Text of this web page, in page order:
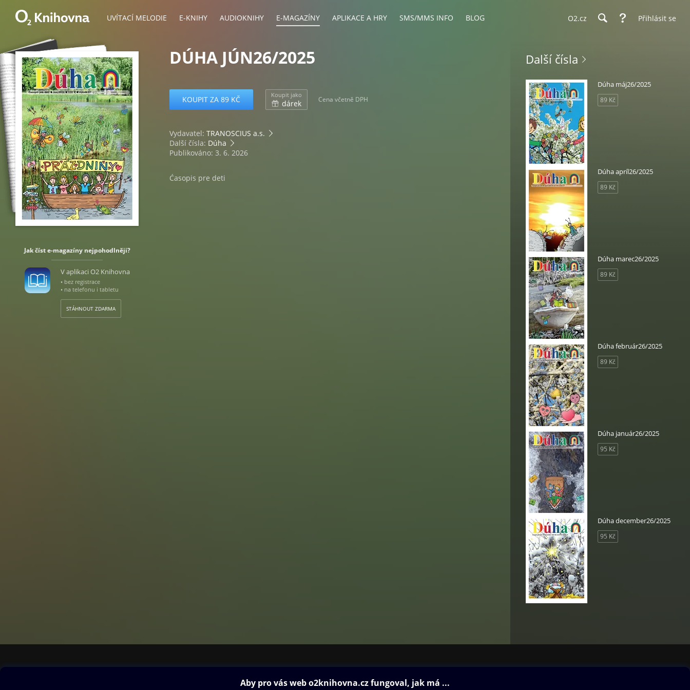
UVÍTACÍ MELODIE E-KNIHY AUDIOKNIHY E-MAGAZÍNY APLIKACE A HRY SMS/MMS INFO BLOG O2.cz Přihlásit se
Jak číst e-magazíny nejpohodlněji?
V aplikaci O2 Knihovna
• bez registrace
• na telefonu i tabletu
STÁHNOUT ZDARMA
DÚHA JÚN26/2025
KOUPIT ZA 89 KČ Koupit jako
dárek Cena včetně DPH
Vydavatel: TRANOSCIUS a.s.
Další čísla: Dúha
Publikováno: 3. 6. 2026
Ćasopis pre deti
Další čísla
Dúha máj26/2025
89 Kč
Dúha apríl26/2025
89 Kč
Dúha marec26/2025
89 Kč
Dúha február26/2025
89 Kč
Dúha január26/2025
95 Kč
Dúha december26/2025
95 Kč